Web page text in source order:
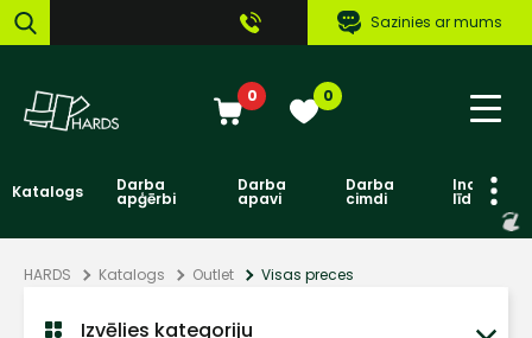
Sazinies ar mums
0 0
Katalogs Darba
apģērbi
Darba
apavi
Darba
cimdi līdzekļi
HARDS Katalogs Outlet Visas preces
Izvēlies kategoriju